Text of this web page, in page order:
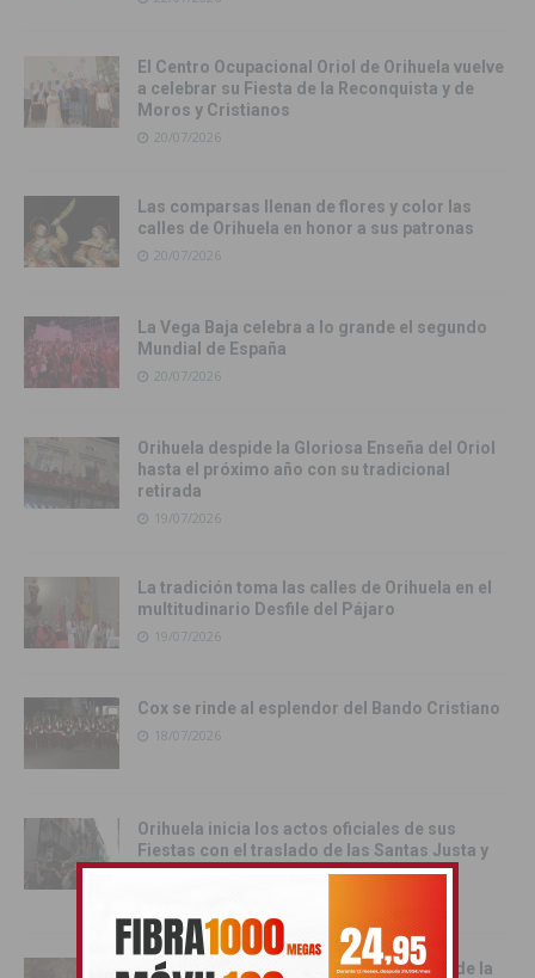
El Centro Ocupacional Oriol de Orihuela vuelve
a celebrar su Fiesta de la Reconquista y de
Moros y Cristianos
20/07/2026
Las comparsas llenan de flores y color las
calles de Orihuela en honor a sus patronas
20/07/2026
La Vega Baja celebra a lo grande el segundo
Mundial de España
20/07/2026
Orihuela despide la Gloriosa Enseña del Oriol
hasta el próximo año con su tradicional
retirada
19/07/2026
La tradición toma las calles de Orihuela en el
multitudinario Desfile del Pájaro
19/07/2026
Cox se rinde al esplendor del Bando Cristiano
18/07/2026
Orihuela inicia los actos oficiales de sus
Fiestas con el traslado de las Santas Justa y
Rufina
Cox vive su día grande con la procesión de la